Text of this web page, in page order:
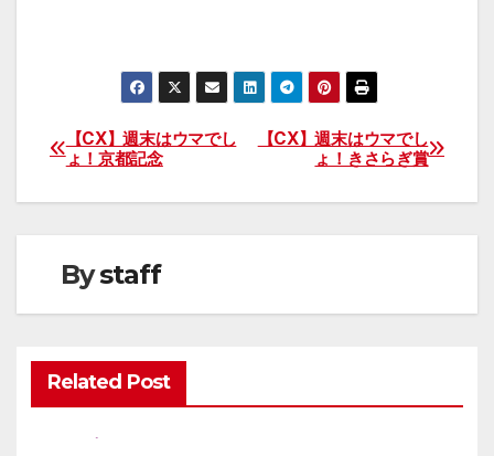
投
稿
ビ
ー
シ
【CX】週末はウマでし
ょ！きさらぎ賞
【CX】週末はウマでし
ょ！京都記念
Bystaff
Related Post